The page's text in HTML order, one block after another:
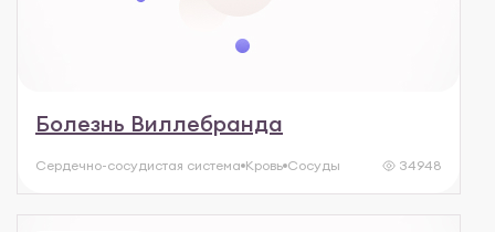
Болезнь Виллебранда
Сердечно-сосудистая система Кровь Сосуды 34948